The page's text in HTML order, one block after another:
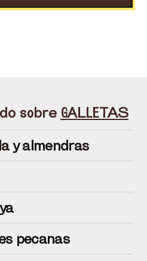
sobre GALLETAS
y almendras
pecanas